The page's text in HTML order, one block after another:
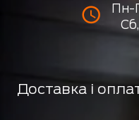
Пн-
Доставка і